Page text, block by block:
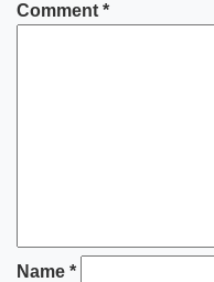
Comment *
Name *